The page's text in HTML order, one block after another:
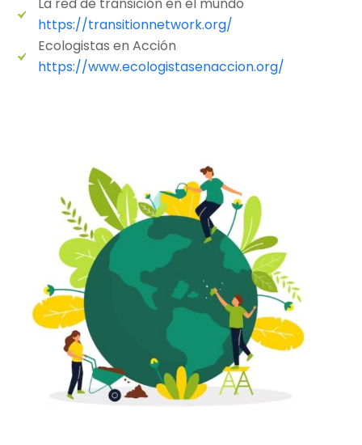
La red de transición en el mundo
https://transitionnetwork.org/
Ecologistas en Acción
https://www.ecologistasenaccion.org/